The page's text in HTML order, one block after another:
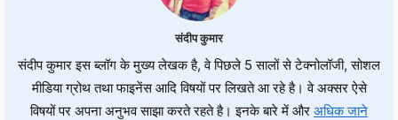
संदीप कुमार
संदीप कुमार इस ब्लॉग के मुख्य लेखक है, वे पिछले 5 सालों से टेक्नोलॉजी, सोशल
मीडिया ग्रोथ तथा फाइनेंस आदि विषयों पर लिखते आ रहे है। वे अक्सर ऐसे
विषयों पर अपना अनुभव साझा करते रहते है। इनके बारे में और अधिक जाने